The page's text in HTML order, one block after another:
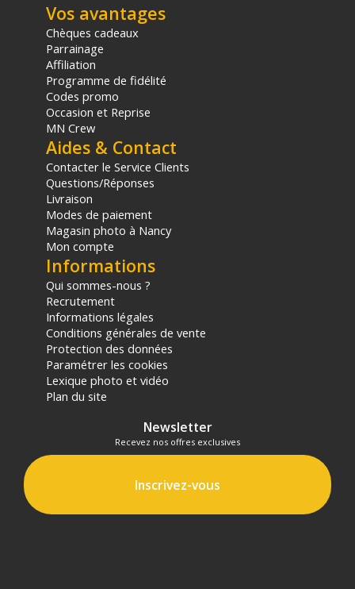
Vos avantages
Chèques cadeaux
Parrainage
Affiliation
Programme de fidélité
Codes promo
Occasion et Reprise
MN Crew
Aides & Contact
Contacter le Service Clients
Questions/Réponses
Livraison
Modes de paiement
Magasin photo à Nancy
Mon compte
Informations
Qui sommes-nous ?
Recrutement
Informations légales
Conditions générales de vente
Protection des données
Paramétrer les cookies
Lexique photo et vidéo
Plan du site
Newsletter
Recevez nos offres exclusives
Inscrivez-vous